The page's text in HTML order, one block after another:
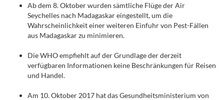
Ab dem 8. Oktober wurden sämtliche Flüge der Air
Seychelles nach Madagaskar eingestellt, um die
Wahrscheinlichkeit einer weiteren Einfuhr von Pest-Fällen
aus Madagaskar zu minimieren.
Die WHO empfiehlt auf der Grundlage der derzeit
verfügbaren Informationen keine Beschränkungen für Reisen
und Handel.
Am 10. Oktober 2017 hat das Gesundheitsministerium von